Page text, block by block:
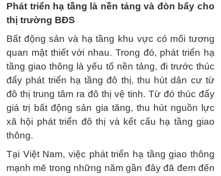
Phát triển hạ tầng là nền tảng và đòn bẩy cho
thị trường BĐS
Bất động sản và hạ tầng khu vực có mối tương
quan mật thiết với nhau. Trong đó, phát triển hạ
tầng giao thông là yếu tố nền tảng, đi trước thúc
đẩy phát triển hạ tầng đô thị, thu hút dân cư từ
đô thị trung tâm ra đô thị vệ tinh. Từ đó thúc đẩy
giá trị bất động sản gia tăng, thu hút nguồn lực
xã hội phát triển đô thị và kết cấu hạ tầng giao
thông.
Tại Việt Nam, việc phát triển hạ tầng giao thông
mạnh mẽ trong những năm gần đây đã đem đến